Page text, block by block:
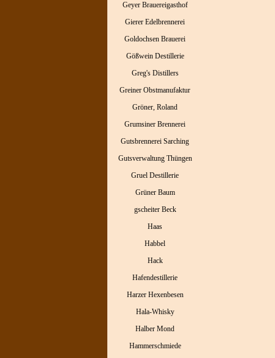
Geyer Brauereigasthof
Gierer Edelbrennerei
Goldochsen Brauerei
Gößwein Destillerie
Greg's Distillers
Greiner Obstmanufaktur
Gröner, Roland
Grumsiner Brennerei
Gutsbrennerei Sarching
Gutsverwaltung Thüngen
Gruel Destillerie
Grüner Baum
gscheiter Beck
Haas
Habbel
Hack
Hafendestillerie
Harzer Hexenbesen
Hala-Whisky
Halber Mond
Hammerschmiede